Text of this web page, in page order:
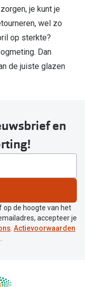
je kunt je
wel zo
op sterkte?
Dan
de juiste glazen
en
op de hoogte van het
accepteer je
. Actievoorwaarden